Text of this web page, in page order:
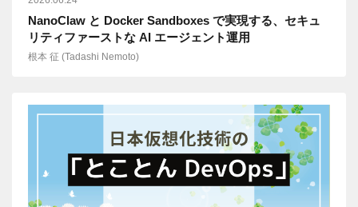
NanoClaw と Docker Sandboxes で実現する、セキュ
リティファーストな AI エージェント運用
根本 征 (Tadashi Nemoto)